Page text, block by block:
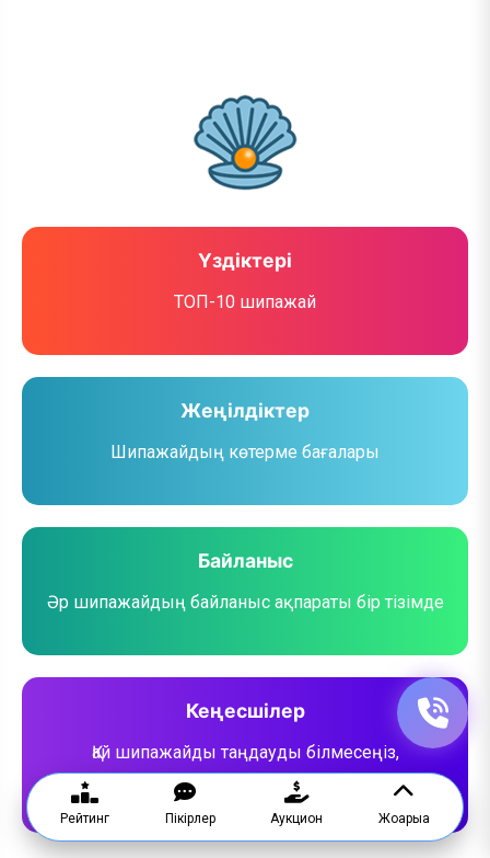
Үздіктері
ТОП-10 шипажай
Жеңілдіктер
Шипажайдың көтерме бағалары
Байланыс
Әр шипажайдың байланыс ақпараты бір тізімде
Кеңесшілер
Қай шипажайды таңдауды білмесеңіз,
кеңесшіден сұраңыз.
Рейтинг Пікірлер Аукцион Жоғарыға